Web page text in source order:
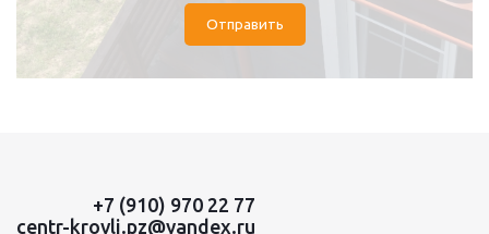
Отправить
+7 (910) 970 22 77
centr-krovli.pz@yandex.ru